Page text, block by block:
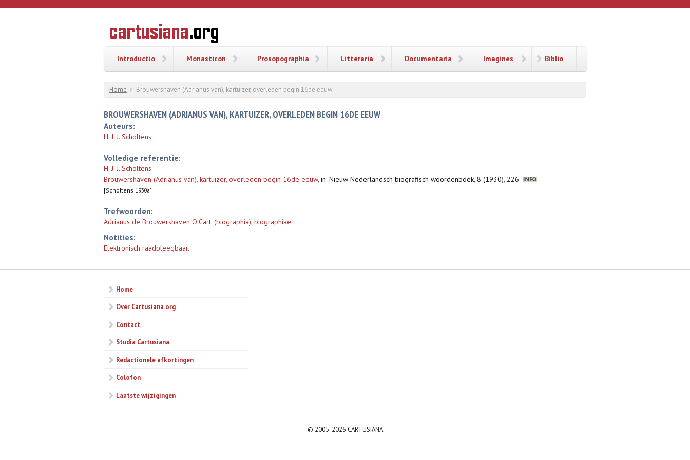
Overslaan en naar de inhoud gaan
CARTUSIANA
Geschiedenis
van de
Introductio Monasticon Prosopographia Litteraria Documentaria Imagines Biblio
U bent hier
Home » Brouwershaven (Adrianus van), kartuizer, overleden begin 16de eeuw
BROUWERSHAVEN (ADRIANUS VAN), KARTUIZER, OVERLEDEN BEGIN 16DE EEUW
Auteurs:
H. J. J. Scholtens
Volledige referentie:
H. J. J. Scholtens
Brouwershaven (Adrianus van), kartuizer, overleden begin 16de eeuw, in: Nieuw Nederlandsch biografisch woordenboek, 8 (1930), 226
[Scholtens 1930a]
Trefwoorden:
Adrianus de Brouwershaven O.Cart. (biographia), biographiae
Notities:
Elektronisch raadpleegbaar.
Home
Over Cartusiana.org
Contact
Studia Cartusiana
Redactionele afkortingen
Colofon
Laatste wijzigingen
© 2005-2026 CARTUSIANA